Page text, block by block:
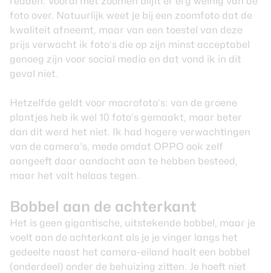
foto over. Natuurlijk weet je bij een zoomfoto dat de
kwaliteit afneemt, maar van een toestel van deze
prijs verwacht ik foto’s die op zijn minst acceptabel
genoeg zijn voor social media en dat vond ik in dit
geval niet.
Hetzelfde geldt voor macrofoto’s: van de groene
plantjes heb ik wel 10 foto’s gemaakt, maar beter
dan dit werd het niet. Ik had hogere verwachtingen
van de camera’s, mede omdat OPPO ook zelf
aangeeft daar aandacht aan te hebben besteed,
maar het valt helaas tegen.
Bobbel aan de achterkant
Het is geen gigantische, uitstekende bobbel, maar je
voelt aan de achterkant als je je vinger langs het
gedeelte naast het camera-eiland haalt een bobbel
(onderdeel) onder de behuizing zitten. Je hoeft niet